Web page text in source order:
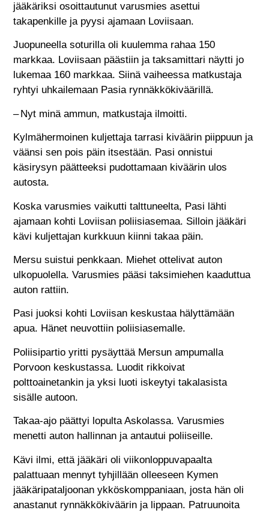
jääkäriksi osoittautunut varusmies asettui
takapenkille ja pyysi ajamaan Loviisaan.
Juopuneella soturilla oli kuulemma rahaa 150
markkaa. Loviisaan päästiin ja taksamittari näytti jo
lukemaa 160 markkaa. Siinä vaiheessa matkustaja
ryhtyi uhkailemaan Pasia rynnäkkökiväärillä.
– Nyt minä ammun, matkustaja ilmoitti.
Kylmähermoinen kuljettaja tarrasi kiväärin piippuun ja
väänsi sen pois päin itsestään. Pasi onnistui
käsirysyn päätteeksi pudottamaan kiväärin ulos
autosta.
Koska varusmies vaikutti talttuneelta, Pasi lähti
ajamaan kohti Loviisan poliisiasemaa. Silloin jääkäri
kävi kuljettajan kurkkuun kiinni takaa päin.
Mersu suistui penkkaan. Miehet ottelivat auton
ulkopuolella. Varusmies pääsi taksimiehen kaaduttua
auton rattiin.
Pasi juoksi kohti Loviisan keskustaa hälyttämään
apua. Hänet neuvottiin poliisiasemalle.
Poliisipartio yritti pysäyttää Mersun ampumalla
Porvoon keskustassa. Luodit rikkoivat
polttoainetankin ja yksi luoti iskeytyi takalasista
sisälle autoon.
Takaa-ajo päättyi lopulta Askolassa. Varusmies
menetti auton hallinnan ja antautui poliiseille.
Kävi ilmi, että jääkäri oli viikonloppuvapaalta
palattuaan mennyt tyhjillään olleeseen Kymen
jääkäripataljoonan ykköskomppaniaan, josta hän oli
anastanut rynnäkkökiväärin ja lippaan. Patruunoita